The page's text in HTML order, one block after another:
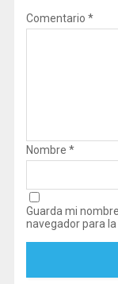
Comentario *
Nombre *
Guarda mi
navegador para